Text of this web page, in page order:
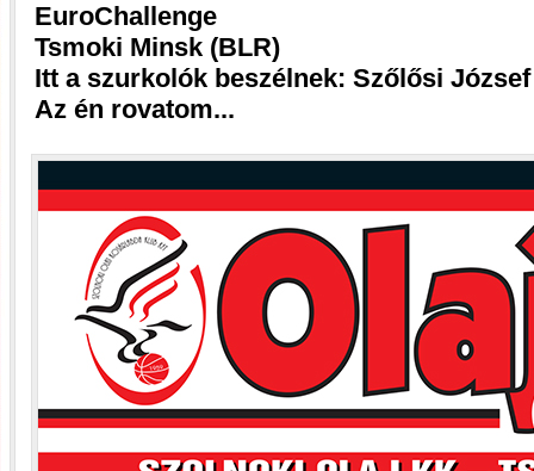
EuroChallenge
Tsmoki Minsk (BLR)
Itt a szurkolók beszélnek: Szőlősi József
Az én rovatom...